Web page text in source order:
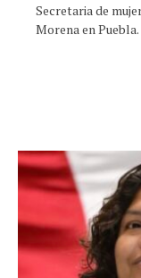
Secretaria de
Morena en Puebla.